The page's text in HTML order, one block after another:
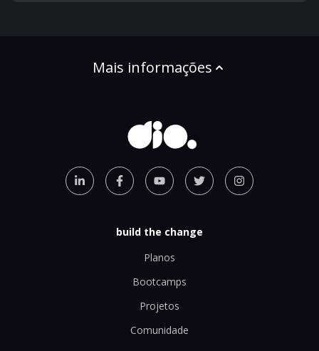
Mais informações
build the change
Planos
Bootcamps
Projetos
Comunidade